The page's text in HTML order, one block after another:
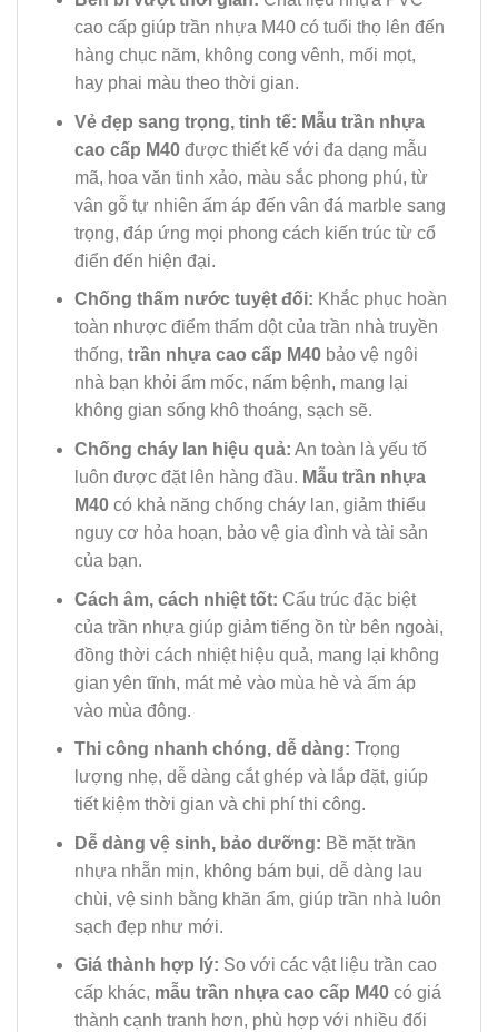
cao cấp giúp trần nhựa M40 có tuổi thọ lên đến
hàng chục năm, không cong vênh, mối mọt,
hay phai màu theo thời gian.
Vẻ đẹp sang trọng, tinh tế: Mẫu trần nhựa
cao cấp M40được thiết kế với đa dạng mẫu
mã, hoa văn tinh xảo, màu sắc phong phú, từ
vân gỗ tự nhiên ấm áp đến vân đá marble sang
trọng, đáp ứng mọi phong cách kiến trúc từ cổ
điển đến hiện đại.
Chống thấm nước tuyệt đối: Khắc phục hoàn
toàn nhược điểm thấm dột của trần nhà truyền
thống, trần nhựa cao cấp M40bảo vệ ngôi
nhà bạn khỏi ẩm mốc, nấm bệnh, mang lại
không gian sống khô thoáng, sạch sẽ.
Chống cháy lan hiệu quả: An toàn là yếu tố
luôn được đặt lên hàng đầu. Mẫu trần nhựa
M40có khả năng chống cháy lan, giảm thiểu
nguy cơ hỏa hoạn, bảo vệ gia đình và tài sản
của bạn.
Cách âm, cách nhiệt tốt: Cấu trúc đặc biệt
của trần nhựa giúp giảm tiếng ồn từ bên ngoài,
đồng thời cách nhiệt hiệu quả, mang lại không
gian yên tĩnh, mát mẻ vào mùa hè và ấm áp
vào mùa đông.
Thi công nhanh chóng, dễ dàng: Trọng
lượng nhẹ, dễ dàng cắt ghép và lắp đặt, giúp
tiết kiệm thời gian và chi phí thi công.
Dễ dàng vệ sinh, bảo dưỡng: Bề mặt trần
nhựa nhẵn mịn, không bám bụi, dễ dàng lau
chùi, vệ sinh bằng khăn ẩm, giúp trần nhà luôn
sạch đẹp như mới.
Giá thành hợp lý: So với các vật liệu trần cao
cấp khác, mẫu trần nhựa cao cấp M40có giá
thành cạnh tranh hơn, phù hợp với nhiều đối